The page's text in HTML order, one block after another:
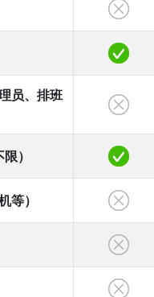
员、排班
）
等）